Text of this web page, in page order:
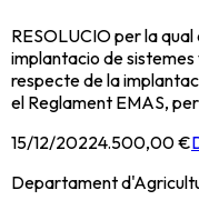
RESOLUCIO per la
implantacio de
respecte de la
el Reglament EMAS,
15/12/20224.500,00 €
Departament